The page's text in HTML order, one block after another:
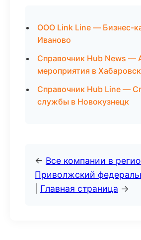
ООО Link Line — Бизнес-
Иваново
Справочник Hub News —
мероприятия в Хабаровск
Справочник Hub Line —
службы в Новокузнецк
← Все компании в
Приволжский
Главная страница →